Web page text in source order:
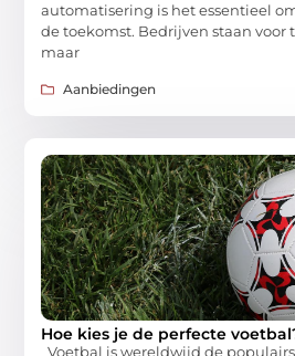
automatisering is het essentieel
de toekomst. Bedrijven staan
maar
Aanbiedingen
Hoe kies je de perfecte
Voetbal is wereldwijd de